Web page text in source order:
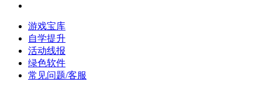
游戏宝库
自学提升
活动线报
绿色软件
常见问题/客服